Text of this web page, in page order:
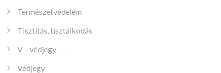
Természetvédelem
Tisztítás, tisztálkodás
V – védjegy
Védjegy